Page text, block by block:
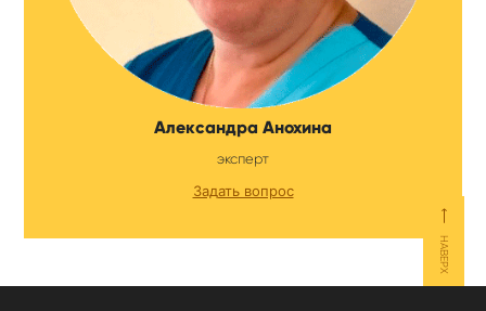
Александра Анохина
эксперт
Задать вопрос
⟵
НАВЕРХ